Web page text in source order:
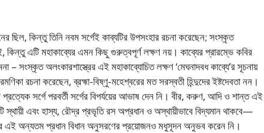
ছিল, কিন্তু তিনি নবম সর্গেই কাব্যটির উপসংহার রচনা করেছেন; সংস্কৃত
কিন্তু এটি মহাকাব্যের এমন কিছু গুরুত্বপূর্ণ লক্ষণ নয়। কাব্যের প্রারম্ভে কবির
– সংস্কৃত অলংকারশাস্ত্রের এই মহাকাব্যোচিত লক্ষণ ‘মেঘনাদবধ কাব্যে’র সূচনায়
রচনা করেছেন, ব্রহ্মা-বিষ্ণু-মহেশ্বরের মত সরস্বতী হিন্দুদের ইষ্টদেবতা নন।
সর্গে পরবর্তী সর্গের বিপর্যয়ের আভাষ দেন নি। বীর, করুণ, আদি ও শান্ত এই
স্থায়ী এবং হাস্য, রৌদ্র প্রভৃতি রস অপ্রধান ও অস্থায়ীভাবে বিদ্যমান থাকবে—
এই অন্যতম প্রধান বিধান অনুসরণের প্রয়োজনও মধুসূদন অনুভব করেন নি।